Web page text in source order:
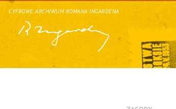
CYFROWE ARCHIWUM ROMANA INGARDENA